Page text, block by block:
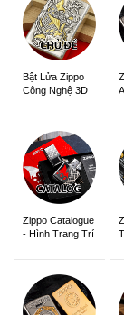
Bật Lửa Zippo
Công Nghệ 3D
Zippo Catalogue
- Hình Trang Trí